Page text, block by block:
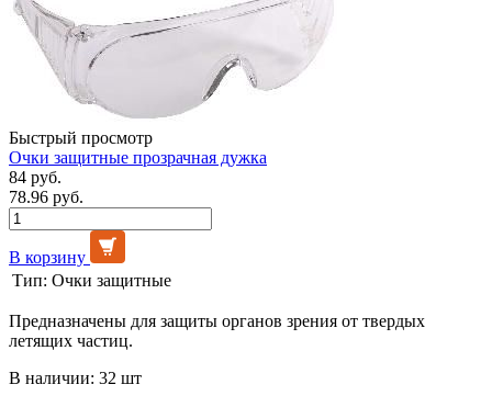
Быстрый просмотр
Очки защитные прозрачная дужка
84 руб.
78.96 руб.
В корзину
Тип: Очки защитные
Предназначены для защиты органов зрения от твердых
летящих частиц.
В наличии: 32 шт